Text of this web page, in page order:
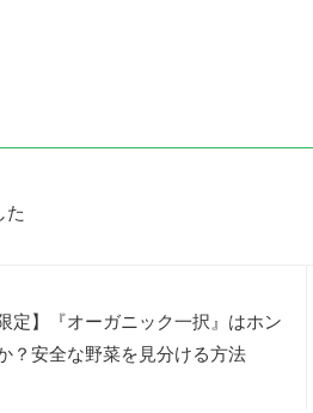
た
定】『オーガニック一択』はホン
？安全な野菜を見分ける方法